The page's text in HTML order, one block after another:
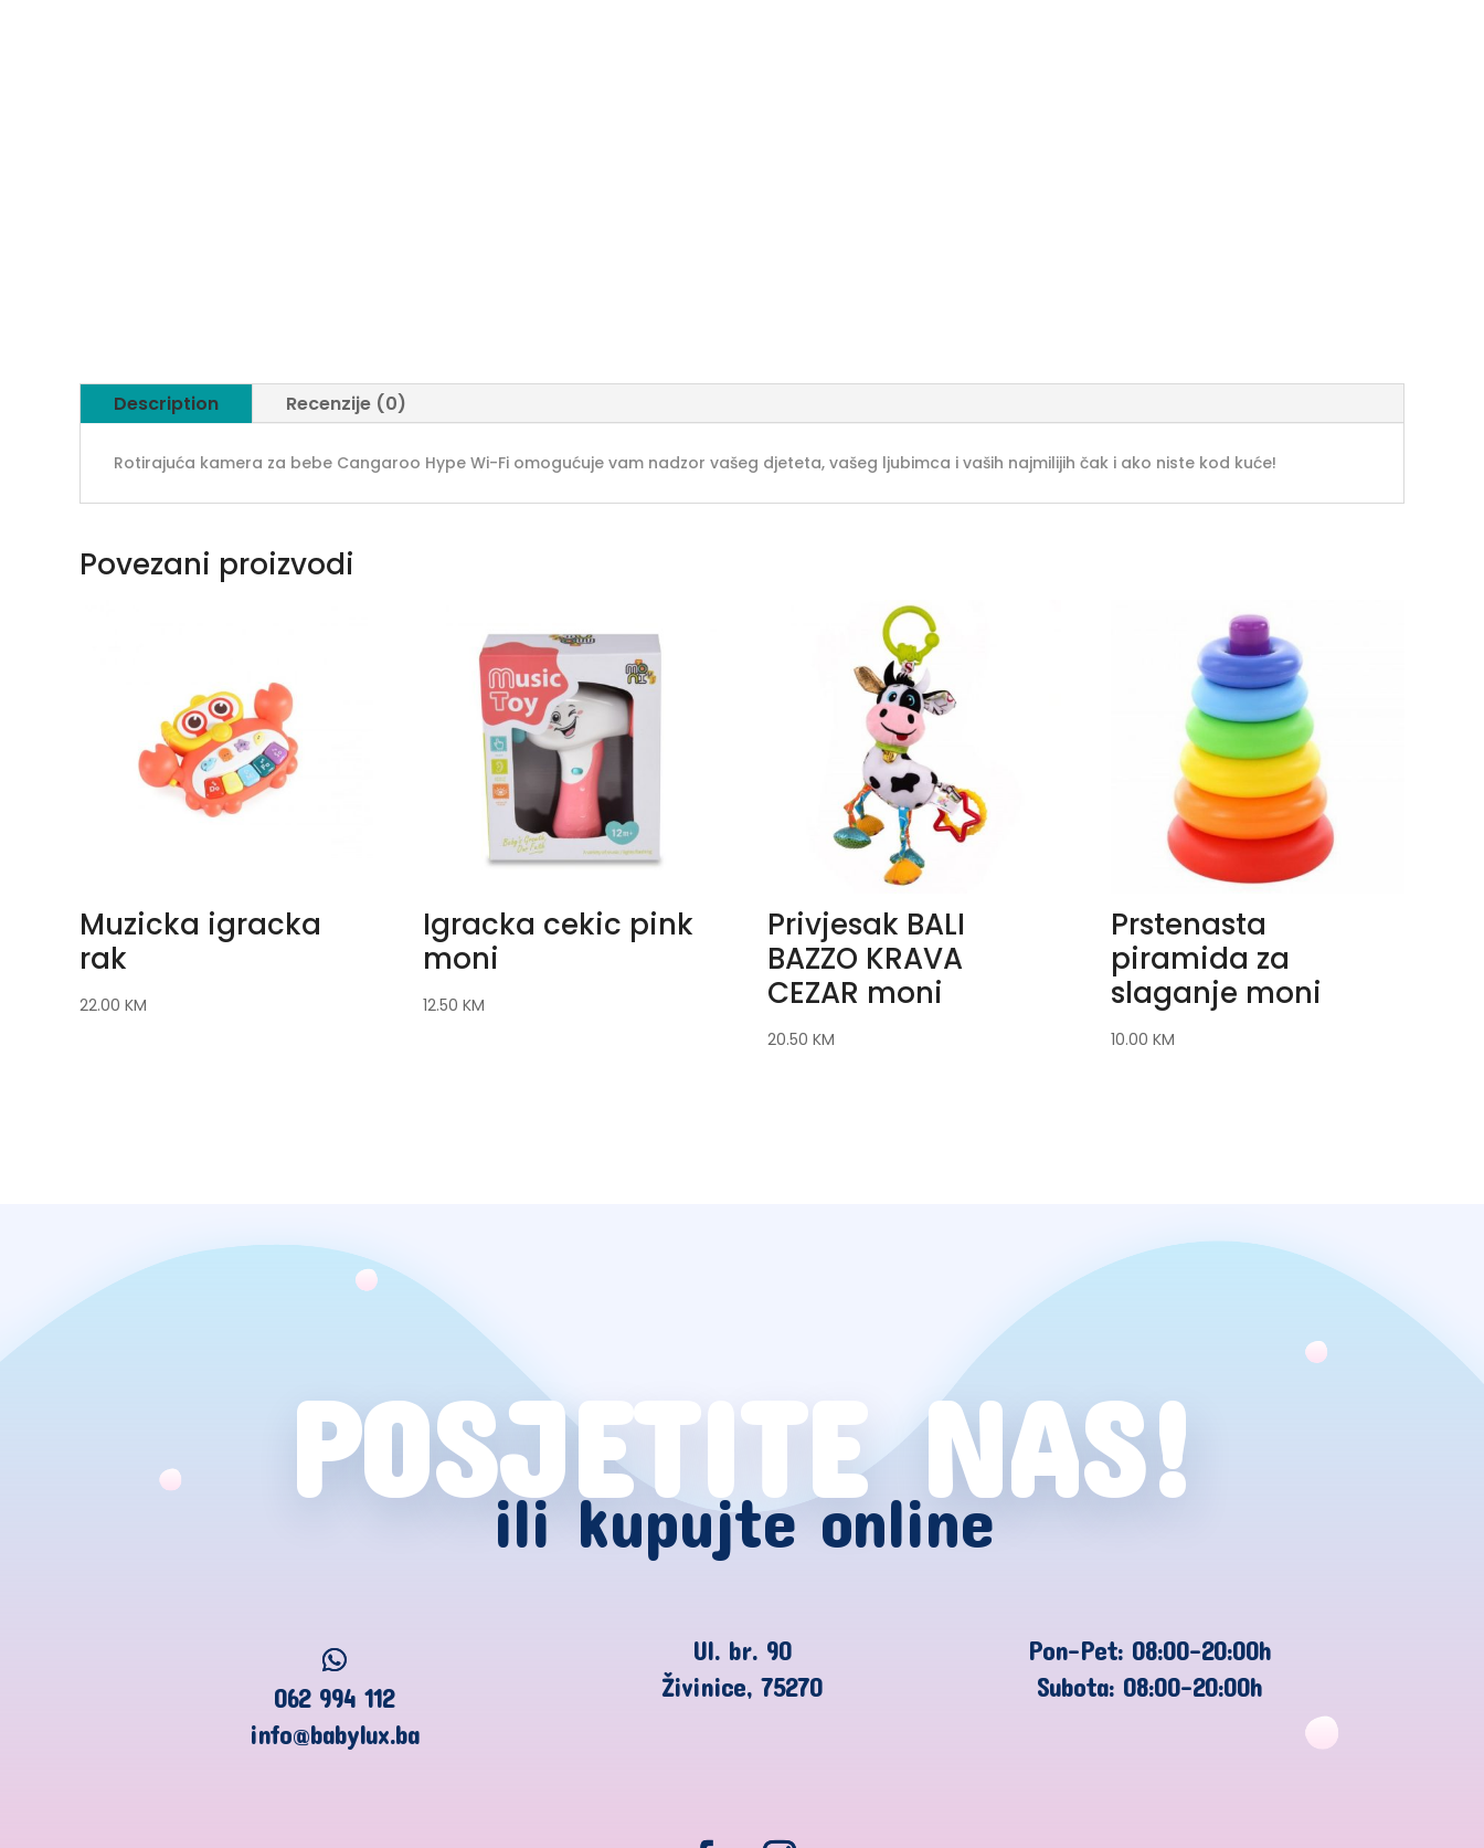
Description Recenzije (0)
Rotirajuća kamera za bebe Cangaroo Hype Wi-Fi omogućuje vam nadzor vašeg djeteta, vašeg ljubimca i vaših najmilijih čak i ako niste kod kuće!
Povezani proizvodi
Muzicka igracka
rak
22.00 KM
Igracka cekic pink
moni
12.50KM
Privjesak BALI
BAZZO KRAVA
CEZAR moni
20.50 KM
Prstenasta
piramida za
slaganje moni
10.00KM
POSJETITE NAS!
ili kupujte online
062 994 112
info@babylux.ba
Ul. br. 90
Živinice, 75270
Pon-Pet: 08:00-20:00h
Subota: 08:00-20:00h